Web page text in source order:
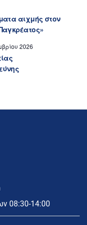
αιχμής στον
2026
08:30-14:00